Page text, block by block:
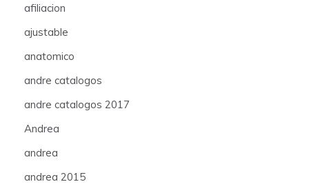
afiliacion
ajustable
anatomico
andre catalogos
andre catalogos 2017
Andrea
andrea
andrea 2015